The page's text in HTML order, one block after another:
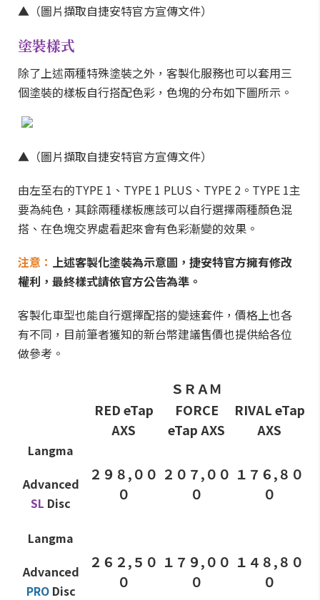
▲（圖片擷取自捷安特官方宣傳文件）
塗裝樣式
除了上述兩種特殊塗裝之外，客製化服務也可以套用三
個塗裝的樣板自行搭配色彩，色塊的分布如下圖所示。
▲（圖片擷取自捷安特官方宣傳文件）
由左至右的TYPE 1、TYPE 1 PLUS、TYPE 2。TYPE 1主
要為純色，其餘兩種樣板應該可以自行選擇兩種顏色混
搭、在色塊交界處看起來會有色彩漸變的效果。
注意： 上述客製化塗裝為示意圖，捷安特官方擁有修改
權利，最終樣式請依官方公告為準。
客製化車型也能自行選擇配搭的變速套件，價格上也各
有不同，目前筆者獲知的新台幣建議售價也提供給各位
做參考。
ＳＲＡＭ
RED eTap
AXS
FORCE
eTap AXS
RIVAL eTap
AXS
Langma
Advanced
SL Disc
２９８,００
０
２０７,００
０
１７６,８０
０
Langma
Advanced
PRODisc
２６２,５０
０
１７９,００
０
１４８,８０
０